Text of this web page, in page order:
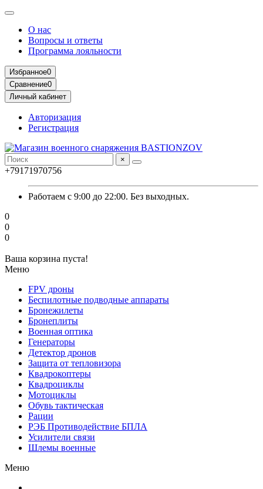
О нас
Вопросы и ответы
Программа лояльности
Избранное0
Сравнение0
Личный кабинет
Авторизация
Регистрация
×
+79171970756
Работаем с 9:00 до 22:00. Без выходных.
0
0
0
Ваша корзина пуста!
Меню
FPV дроны
Беспилотные подводные аппараты
Бронежилеты
Бронеплиты
Военная оптика
Генераторы
Детектор дронов
Защита от тепловизора
Квадрокоптеры
Квадроциклы
Мотоциклы
Обувь тактическая
Рации
РЭБ Противодействие БПЛА
Усилители связи
Шлемы военные
Меню